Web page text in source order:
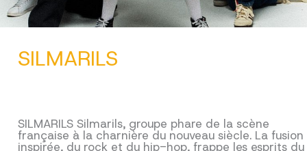
SILMARILS
SILMARILS Silmarils, groupe phare de la scène
française à la charnière du nouveau siècle. La fusion
inspirée, du rock et du hip-hop, frappe les esprits du